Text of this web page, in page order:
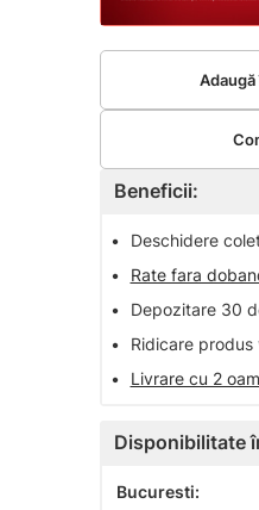
Beneficii:
•
Deschidere
•
Rate fara
•
Depozitare 30
•
Ridicare
•
Livrare cu 2
Disponibilitate
Bucuresti: